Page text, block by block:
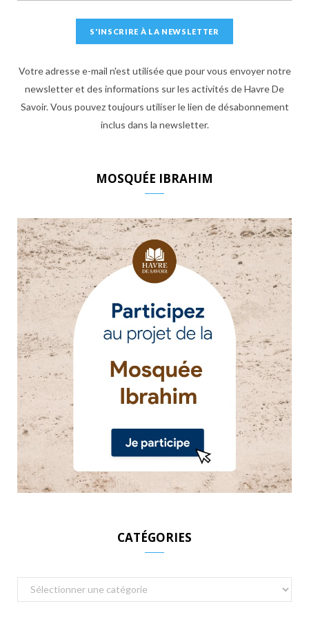
Votre adresse e-mail n'est utilisée que pour vous envoyer notre
newsletter et des informations sur les activités de Havre De
Savoir. Vous pouvez toujours utiliser le lien de désabonnement
inclus dans la newsletter.
MOSQUÉE IBRAHIM
CATÉGORIES
Catégories